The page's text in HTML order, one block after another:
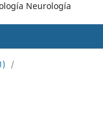
Neurología
/